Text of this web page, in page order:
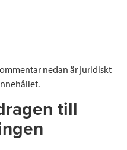
nedan är juridiskt
till